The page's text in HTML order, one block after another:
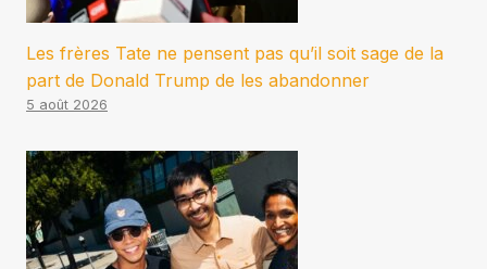
Les frères Tate ne pensent pas qu’il soit sage de la
part de Donald Trump de les abandonner
5 août 2026